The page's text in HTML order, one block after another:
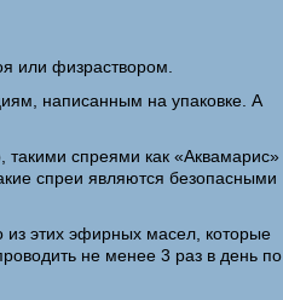
или физраствором.
написанным на упаковке. А
спреями как «Аквамарис»
спреи являются безопасными
из этих эфирных масел, которые
не менее 3 раз в день по